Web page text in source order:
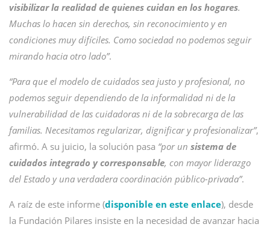
visibilizar la realidad de quienes cuidan en los hogares.
Muchas lo hacen sin derechos, sin reconocimiento y en
condiciones muy difíciles. Como sociedad no podemos seguir
mirando hacia otro lado”.
“Para que el modelo de cuidados sea justo y profesional, no
podemos seguir dependiendo de la informalidad ni de la
vulnerabilidad de las cuidadoras ni de la sobrecarga de las
familias. Necesitamos regularizar, dignificar y profesionalizar”,
afirmó. A su juicio, la solución pasa “por un sistema de
cuidados integrado y corresponsable, con mayor liderazgo
del Estado y una verdadera coordinación público-privada”.
A raíz de este informe (disponible en este enlace), desde
la Fundación Pilares insiste en la necesidad de avanzar hacia